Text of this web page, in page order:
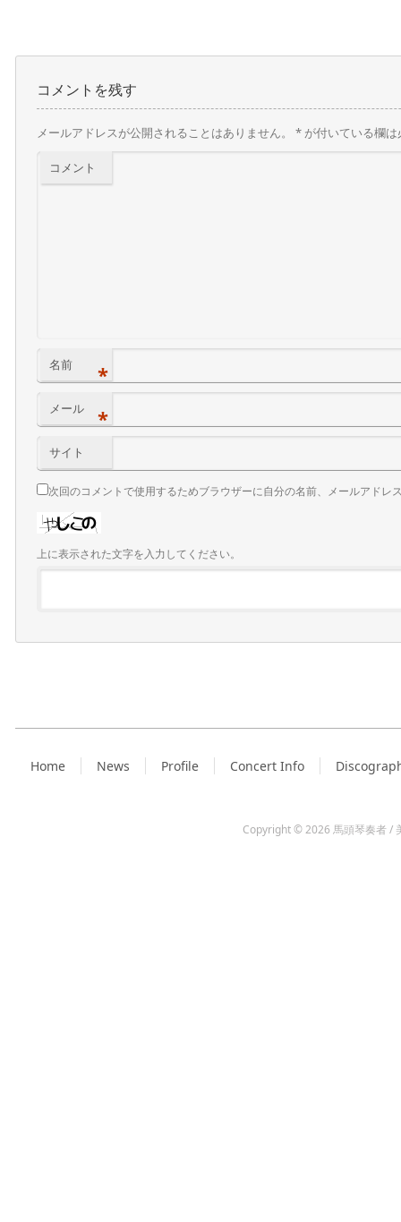
コメントを残す
メールアドレスが公開されることはありません。 *が付いている欄は
コメント
名前 *
メール *
サイト
次回のコメントで使用するためブラウザーに自分の名前、メールアドレ
上に表示された文字を入力してください。
Home News Profile Concert Info
Copyright © 2026 馬頭琴奏者 /